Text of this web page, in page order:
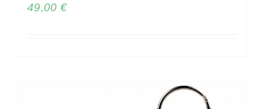
49,00 €